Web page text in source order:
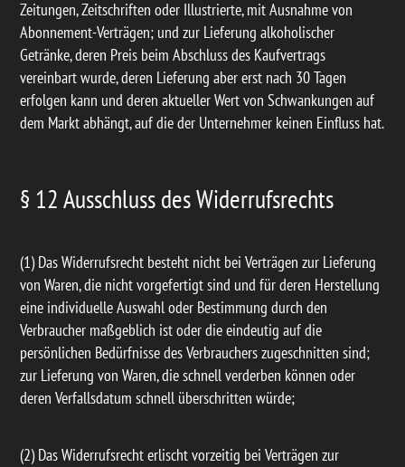
Zeitungen, Zeitschriften oder Illustrierte, mit Ausnahme von
Abonnement-Verträgen; und zur Lieferung alkoholischer
Getränke, deren Preis beim Abschluss des Kaufvertrags
vereinbart wurde, deren Lieferung aber erst nach 30 Tagen
erfolgen kann und deren aktueller Wert von Schwankungen auf
dem Markt abhängt, auf die der Unternehmer keinen Einfluss hat.
§ 12 Ausschluss des Widerrufsrechts
(1) Das Widerrufsrecht besteht nicht bei Verträgen zur Lieferung
von Waren, die nicht vorgefertigt sind und für deren Herstellung
eine individuelle Auswahl oder Bestimmung durch den
Verbraucher maßgeblich ist oder die eindeutig auf die
persönlichen Bedürfnisse des Verbrauchers zugeschnitten sind;
zur Lieferung von Waren, die schnell verderben können oder
deren Verfallsdatum schnell überschritten würde;
(2) Das Widerrufsrecht erlischt vorzeitig bei Verträgen zur